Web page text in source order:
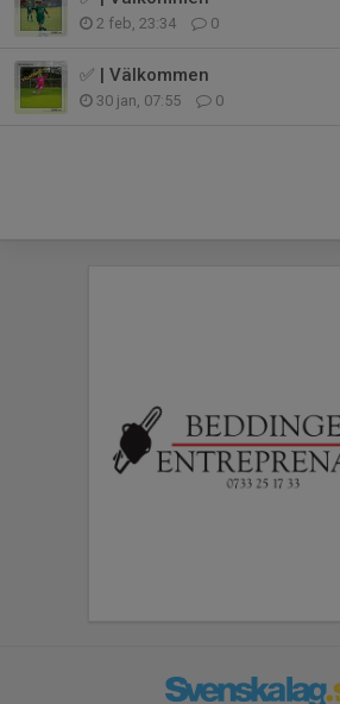
2 feb, 23:34 0
✅ | Välkommen
30 jan, 07:55 0